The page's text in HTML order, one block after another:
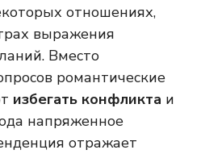
отношениях,
выражения
Вместо
романтические
избегать конфликта и
напряженное
отражает